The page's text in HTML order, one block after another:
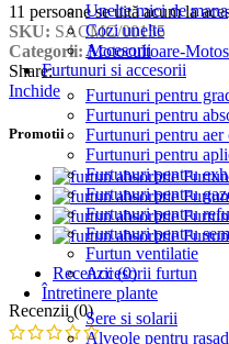
Unelte mici de mana
Cozi unelte
Accesorii
Furtunuri si accesorii
Furtunuri pentru
Furtunuri pentru
Furtunuri pentru aer
Furtunuri pentru
Furtunuri pentru
Furtunuri pentru
Furtunuri pentru
Furtunuri pentru
Furtun ventilatie
Accesorii furtun
Întretinere plante
Sere si solarii
Alveole pentru
11 persoane se uită acum la
SKU: SACMC/00155
Categorii: Motocultoare-
Share:
Inchide
Promotii
Recenzii (0)
Recenzii (0)